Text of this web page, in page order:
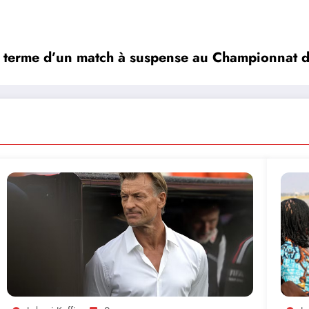
d’un match à suspense au Championnat